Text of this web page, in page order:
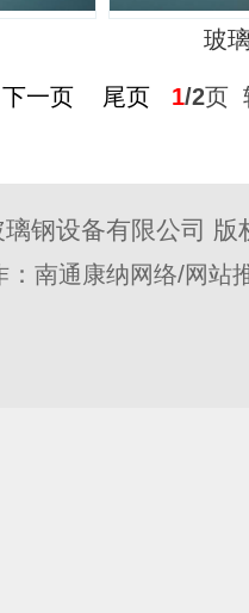
玻
下一页 尾页 1/2页
钢设备有限公司 版
： 南通康纳网络/网站